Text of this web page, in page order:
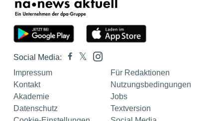
Social Media:
Impressum
Für Redaktionen
Kontakt
Nutzungsbedingungen
Akademie
Jobs
Datenschutz
Textversion